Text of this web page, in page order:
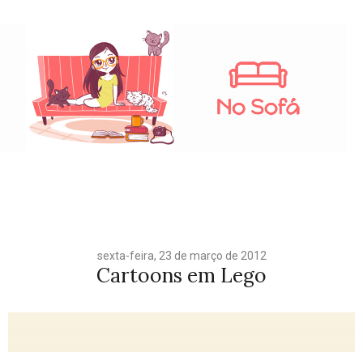
sexta-feira, 23 de março de 2012
Cartoons em Lego